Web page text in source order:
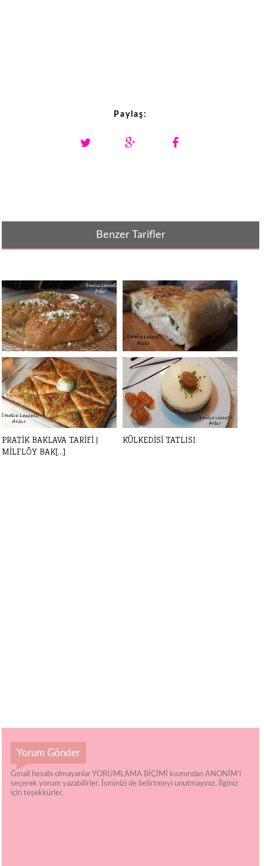
Paylaş:
Benzer Tarifler
GELENEKSEL LEZZET
KALBURABASTI |Nef[...]
TAVADA PRATİK SU BÖREĞİ |
EVDE KAT [...]
PRATİK BAKLAVA TARİFİ |
MİLFLÖY BAK[...]
KÜLKEDİSİ TATLISI
Yorum Gönder
Gmail hesabı olmayanlar YORUMLAMA BİÇİMİ kısmından ANONİM'i
seçerek yorum yazabilirler. İsminizi de belirtmeyi unutmayınız. İlginiz
için teşekkürler.